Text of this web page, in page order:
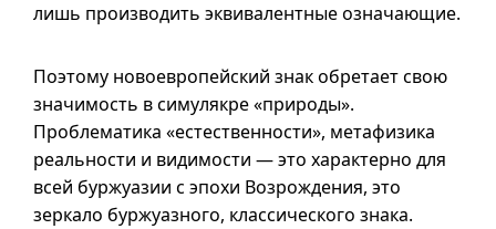
лишь производить эквивалентные означающие.
Поэтому новоевропейский знак обретает свою
значимость в симулякре «природы».
Проблематика «естественности», метафизика
реальности и видимости — это характерно для
всей буржуазии с эпохи Возрождения, это
зеркало буржуазного, классического знака.